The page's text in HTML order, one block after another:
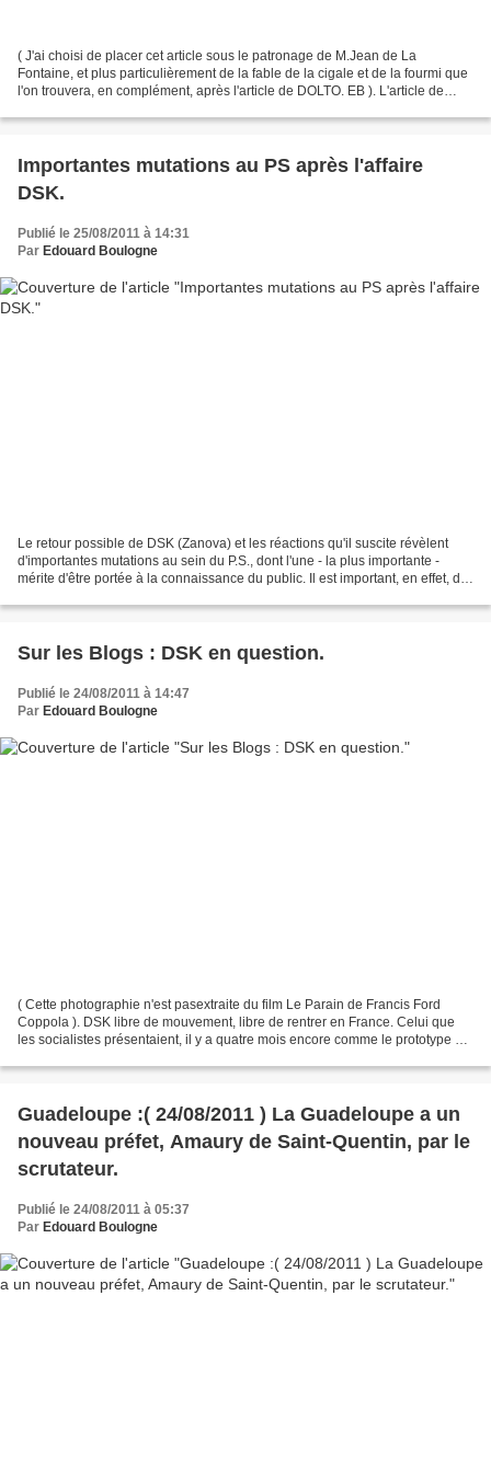
( J'ai choisi de placer cet article sous le patronage de M.Jean de La
Fontaine, et plus particulièrement de la fable de la cigale et de la fourmi que
l'on trouvera, en complément, après l'article de DOLTO. EB ). L'article de
Importantes mutations au PS après l'affaire
DSK.
Publié le 25/08/2011 à 14:31
Par Edouard Boulogne
Le retour possible de DSK (Zanova) et les réactions qu'il suscite révèlent
d'importantes mutations au sein du P.S., dont l'une - la plus importante -
mérite d'être portée à la connaissance du public. Il est important, en effet, de
Sur les Blogs : DSK en question.
Publié le 24/08/2011 à 14:47
Par Edouard Boulogne
( Cette photographie n'est pasextraite du film Le Parain de Francis Ford
Coppola ). DSK libre de mouvement, libre de rentrer en France. Celui que
les socialistes présentaient, il y a quatre mois encore comme le prototype du
Guadeloupe :( 24/08/2011 ) La Guadeloupe a un
nouveau préfet, Amaury de Saint-Quentin, par le
scrutateur.
Publié le 24/08/2011 à 05:37
Par Edouard Boulogne